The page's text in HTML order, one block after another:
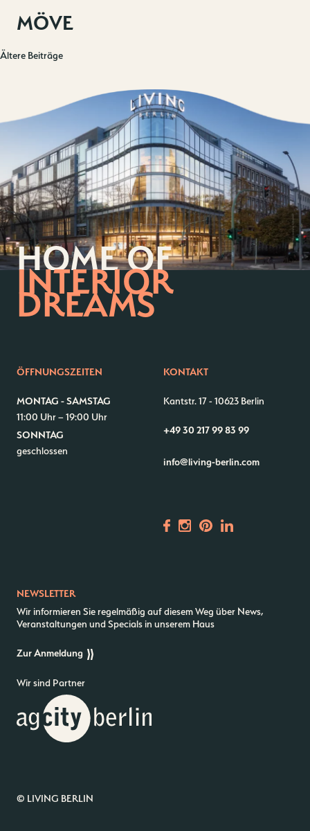
Kontakt
Anfahrt & Parken
Newsletter
MÖVE
Beitragsnavigation
Ältere Beiträge
HOME OF
INTERIOR
DREAMS
ÖFFNUNGSZEITEN
MONTAG - SAMSTAG
11:00 Uhr – 19:00 Uhr
SONNTAG
geschlossen
KONTAKT
Kantstr. 17- 10623 Berlin
+49 30 217 99 83 99
info@living-berlin.com
NEWSLETTER
Wir informieren Sie regelmäßig auf diesem Weg über News,
Veranstaltungen und Specials in unserem Haus
Zur Anmeldung
Wir sind Partner
© LIVING BERLIN